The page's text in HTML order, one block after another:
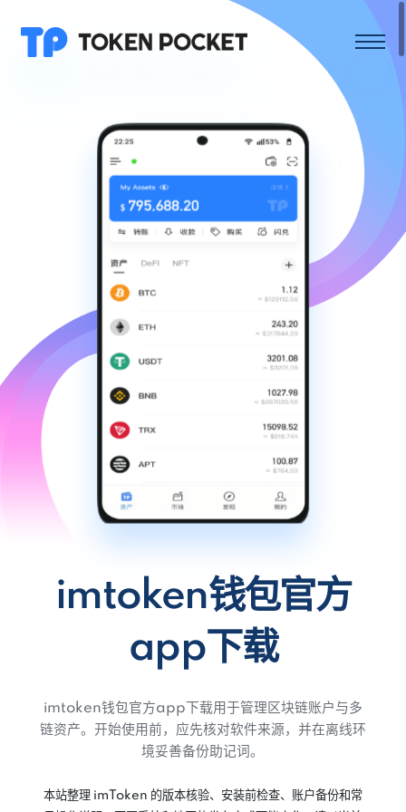
imtoken钱包官方
app下载
imtoken钱包官方app下载用于管理区块链账户与多
链资产。开始使用前，应先核对软件来源，并在离线环
境妥善备份助记词。
本站整理 imToken 的版本核验、安装前检查、账户备份和常